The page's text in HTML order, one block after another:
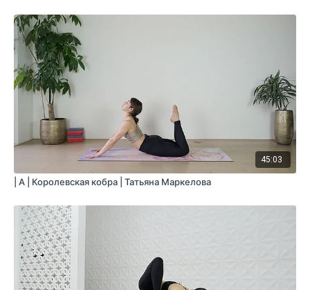
45:03
| A | Королевская кобра | Татьяна Маркелова